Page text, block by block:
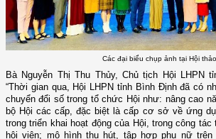
Các đại biểu chụp ảnh tại Hội thảo
Bà Nguyễn Thị Thu Thủy, Chủ tịch Hội LHPN
“Thời gian qua, Hội LHPN tỉnh Bình Định đã có n
chuyển đổi số trong tổ chức Hội như: nâng cao
bộ Hội các cấp, đặc biệt là cấp cơ sở về ứng
trong triển khai hoạt động của Hội, trong công
hội viên; mô hình thu hút, tập hợp phụ nữ trên